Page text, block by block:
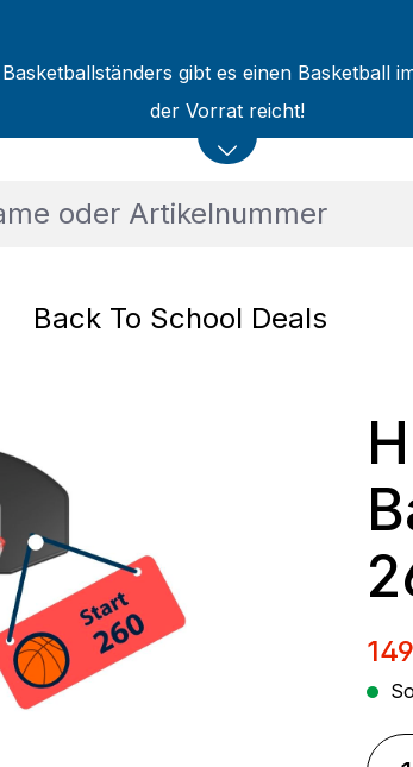
gibt es einen
der Vorrat reicht!
Back To School Deals